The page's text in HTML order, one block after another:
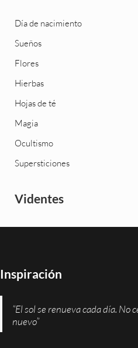
Día de nacimiento
Sueños
Flores
Hierbas
Hojas de té
Magia
Ocultismo
Supersticiones
Videntes
Inspiración
“El sol se renueva cada día. No
nuevo”